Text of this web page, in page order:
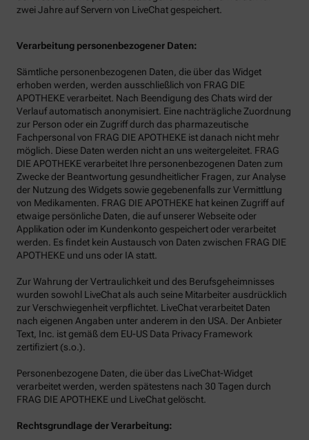
zwei Jahre auf Servern von LiveChat gespeichert.
Verarbeitung personenbezogener Daten:
Sämtliche personenbezogenen Daten, die über das Widget
erhoben werden, werden ausschließlich von FRAG DIE
APOTHEKE verarbeitet. Nach Beendigung des Chats wird der
Verlauf automatisch anonymisiert. Eine nachträgliche Zuordnung
zur Person oder ein Zugriff durch das pharmazeutische
Fachpersonal von FRAG DIE APOTHEKE ist danach nicht mehr
möglich. Diese Daten werden nicht an uns weitergeleitet. FRAG
DIE APOTHEKE verarbeitet Ihre personenbezogenen Daten zum
Zwecke der Beantwortung gesundheitlicher Fragen, zur Analyse
der Nutzung des Widgets sowie gegebenenfalls zur Vermittlung
von Medikamenten. FRAG DIE APOTHEKE hat keinen Zugriff auf
etwaige persönliche Daten, die auf unserer Webseite oder
Applikation oder im Kundenkonto gespeichert oder verarbeitet
werden. Es findet kein Austausch von Daten zwischen FRAG DIE
APOTHEKE und uns oder IA statt.
Zur Wahrung der Vertraulichkeit und des Berufsgeheimnisses
wurden sowohl LiveChat als auch seine Mitarbeiter ausdrücklich
zur Verschwiegenheit verpflichtet. LiveChat verarbeitet Daten
nach eigenen Angaben unter anderem in den USA. Der Anbieter
Text, Inc. ist gemäß dem EU-US Data Privacy Framework
zertifiziert (s.o.).
Personenbezogene Daten, die über das LiveChat-Widget
verarbeitet werden, werden spätestens nach 30 Tagen durch
FRAG DIE APOTHEKE und LiveChat gelöscht.
Rechtsgrundlage der Verarbeitung: